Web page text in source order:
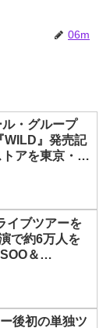
06m
・グループ
WILD』発売記
アを東京・原
イブツアーを
で約6万人を
＆
後初の単独ツ